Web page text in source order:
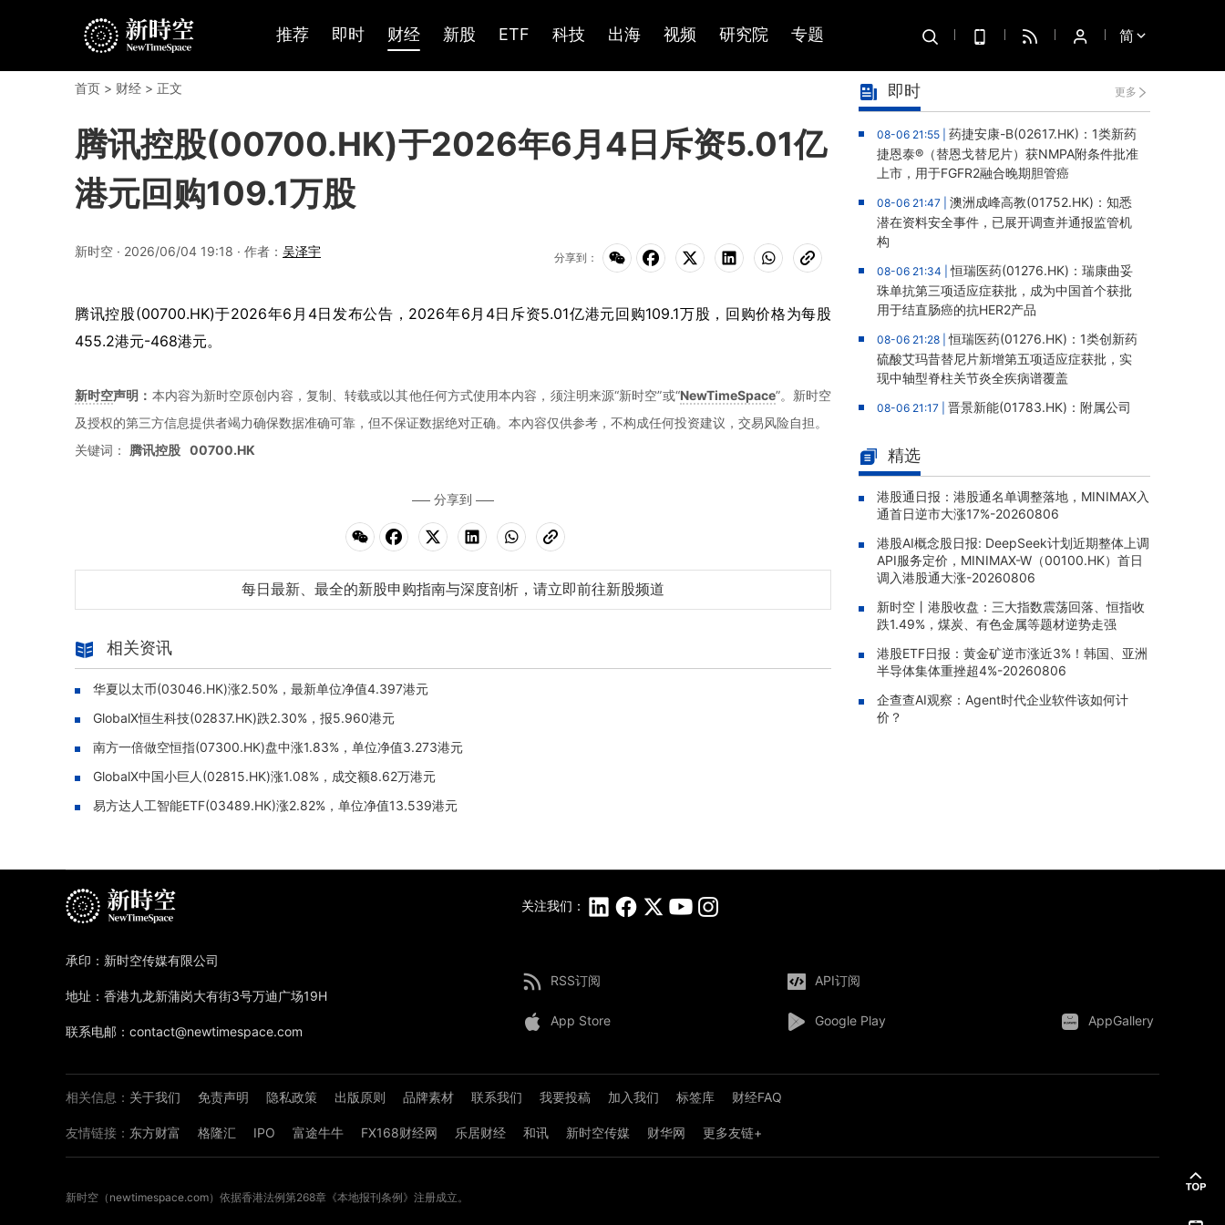
推荐 即时 财经 新股 ETF 科技 出海 视频 研究院 专题 简
首页 > 财经 > 正文
腾讯控股(00700.HK)于2026年6月4日斥资5.01亿
港元回购109.1万股
新时空 · 2026/06/04 19:18 · 作者： 吴泽宇 分享到：
腾讯控股(00700.HK)于2026年6月4日发布公告，2026年6月4日斥资5.01亿港元回购109.1万股，回购价格为每股
455.2港元-468港元。
新时空声明： 本内容为新时空原创内容，复制、转载或以其他任何方式使用本内容，须注明来源“新时空”或“NewTimeSpace”。新时空
及授权的第三方信息提供者竭力确保数据准确可靠，但不保证数据绝对正确。本內容仅供参考，不构成任何投资建议，交易风险自担。
关键词：
腾讯控股 00700.HK
分享到
每日最新、最全的新股申购指南与深度剖析，请立即前往新股频道
相关资讯
华夏以太币(03046.HK)涨2.50%，最新单位净值4.397港元
GlobalX恒生科技(02837.HK)跌2.30%，报5.960港元
南方一倍做空恒指(07300.HK)盘中涨1.83%，单位净值3.273港元
GlobalX中国小巨人(02815.HK)涨1.08%，成交额8.62万港元
易方达人工智能ETF(03489.HK)涨2.82%，单位净值13.539港元
即时 更多
08-06 21:55 | 药捷安康-B(02617.HK)：1类新药
捷恩泰®（替恩戈替尼片）获NMPA附条件批准
上市，用于FGFR2融合晚期胆管癌
08-06 21:47 | 澳洲成峰高教(01752.HK)：知悉
潜在资料安全事件，已展开调查并通报监管机
构
08-06 21:34 |恒瑞医药(01276.HK)：瑞康曲妥
珠单抗第三项适应症获批，成为中国首个获批
用于结直肠癌的抗HER2产品
08-06 21:28 |恒瑞医药(01276.HK)：1类创新药
硫酸艾玛昔替尼片新增第五项适应症获批，实
现中轴型脊柱关节炎全疾病谱覆盖
08-06 21:17 | 晋景新能(01783.HK)：附属公司
要交易
08-06 20:03 |云想科技(02131.HK)：独立内部
监控跟进审查完成，补救措施已全部实施，股
份继续停牌
08-06 19:50 |四川百利天恒药业递表港交所，宜
泽康为全球首款获批双特异性ADC，15款临床
阶段候选药物在研
08-06 19:35 |太平洋航运(02343.HK)：2026年
中报股东应占溢利1.05亿美元，同比增加310.3
5%
08-06 19:33 | TOM集团(02383.HK)：2026年
中报股东应占亏损1.57亿港元，亏损同比扩大5
9.51%
精选
港股通日报：港股通名单调整落地，MINIMAX入
通首日逆市大涨17%-20260806
港股AI概念股日报: DeepSeek计划近期整体上调
API服务定价，MINIMAX-W（00100.HK）首日
调入港股通大涨-20260806
新时空丨港股收盘：三大指数震荡回落、恒指收
跌1.49%，煤炭、有色金属等题材逆势走强
港股ETF日报：黄金矿逆市涨近3%！韩国、亚洲
半导体集体重挫超4%-20260806
企查查AI观察：Agent时代企业软件该如何计
价？
关注我们：
RSS订阅 API订阅
App Store Google Play AppGallery
相关信息： 关于我们 免责声明 隐私政策 出版原则 品牌素材 联系我们 我要投稿 加入我们 标签库 财经FAQ
友情链接： 东方财富 格隆汇 IPO 富途牛牛 FX168财经网 乐居财经 和讯 新时空传媒 财华网 更多友链+
承印：新时空传媒有限公司
地址：香港九龙新蒲岗大有街3号万迪广场19H
联系电邮：contact@newtimespace.com
新时空（ newtimespace.com）依据香港法例第268章《本地报刊条例》注册成立。